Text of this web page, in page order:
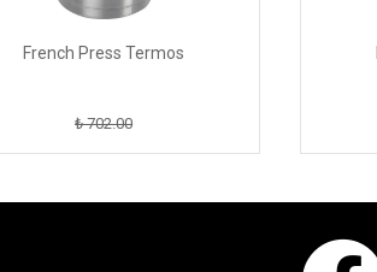
French Press Termos
₺ 702.00